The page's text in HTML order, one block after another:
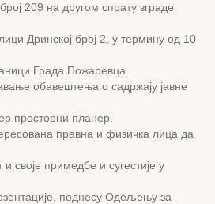
209 на другом спрату зграде
Дринској број 2, у термину од 10
Града Пожаревца.
обавештења о садржају јавне
просторни планер.
правна и физичка лица да
и своје примедбе и сугестије у
поднесу Одељењу за